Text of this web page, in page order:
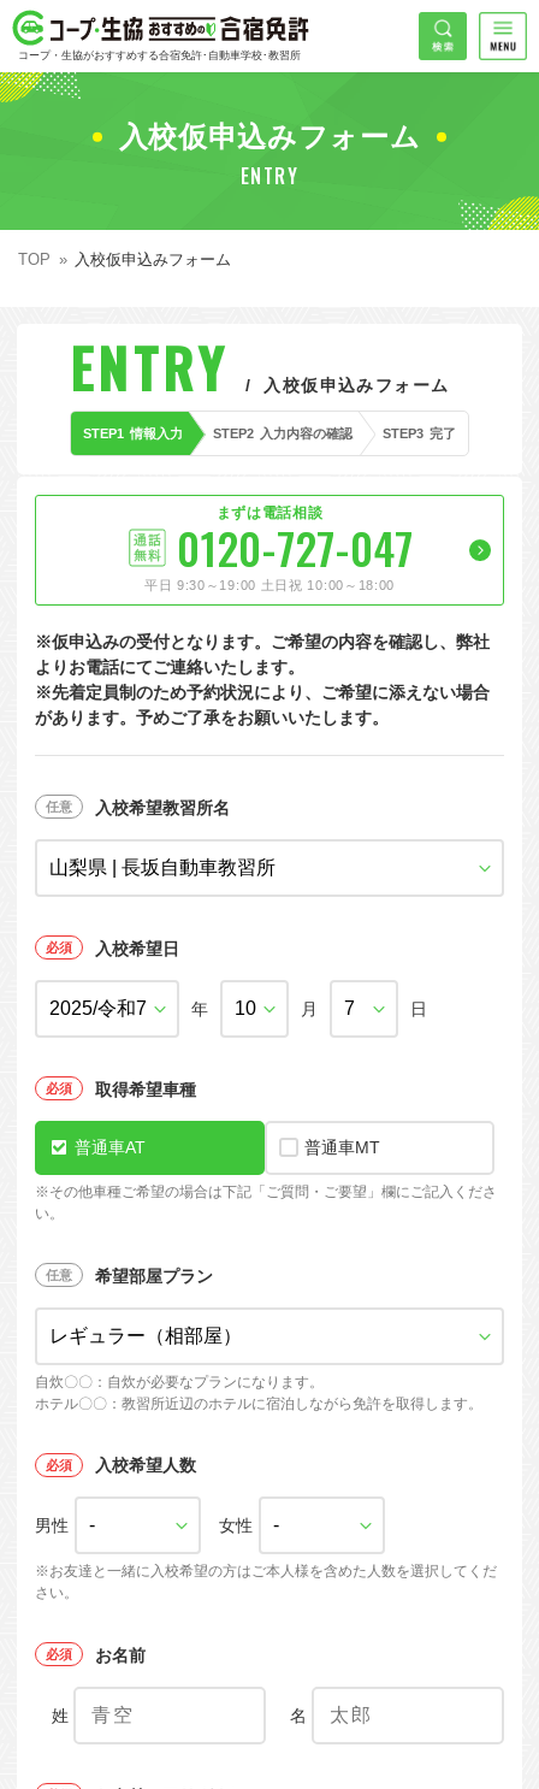
コープ・生協おすすめの合宿免許
コープ・生協がおすすめする合宿免許･自動車学校･教習所
HOME
コープ・生協おすすめの合宿免許ランキング
普通車
大型二輪
準中型車
大型車
けん引
中型車
大型二種
普通二種
中型二種
大型車+大型特殊
大型特殊+けん引
大型車+大型特殊+けん引
エリアで探す
東北エリア
甲信越エリア
北陸エリア
関西エリア
中国エリア
四国エリア
九州エリア
沖縄エリア
誕生月割
キャンペーンで探す
コープ合宿免許スタッフがおすすめの教習所
お一人でも安心な教習所
教習料金が安い教習所
合宿免許の食事がおいしいと好評な教習所
温泉プランがある教習所
自炊ができる教習所
ホテルプランがある教習所
入校日で探す
私たちについて
コープ・生協おすすめの合宿免許パンフレット
お支払いについて
よくある質問
入校の流れ/スケジュール
給付金制度について
合宿免許とは
免許の行政処分と再取得について
初心運転者の処分と再試験
停止処分を受けた方の再取得
地域
7 件が見つかりました
免許の種類
エリア
検索
入校仮申込みフォーム
ENTRY
TOP 入校仮申込みフォーム
ENTRY 入校仮申込みフォーム
STEP1 情報入力 STEP2 入力内容の確認 STEP3 完了
まずは電話相談
0120-727-047
平日 9:30～19:00 土日祝 10:00～18:00
※仮申込みの受付となります。ご希望の内容を確認し、弊社
よりお電話にてご連絡いたします。
※先着定員制のため予約状況により、ご希望に添えない場合
があります。予めご了承をお願いいたします。
入校希望教習所名
入校希望日
年 月 日
取得希望車種
普通車AT 普通車MT
※その他車種ご希望の場合は下記「ご質問・ご要望」欄にご記入くださ
い。
希望部屋プラン
自炊〇〇：自炊が必要なプランになります。
ホテル〇〇：教習所近辺のホテルに宿泊しながら免許を取得します。
入校希望人数
男性 女性
※お友達と一緒に入校希望の方はご本人様を含めた人数を選択してくだ
さい。
お名前
姓 名